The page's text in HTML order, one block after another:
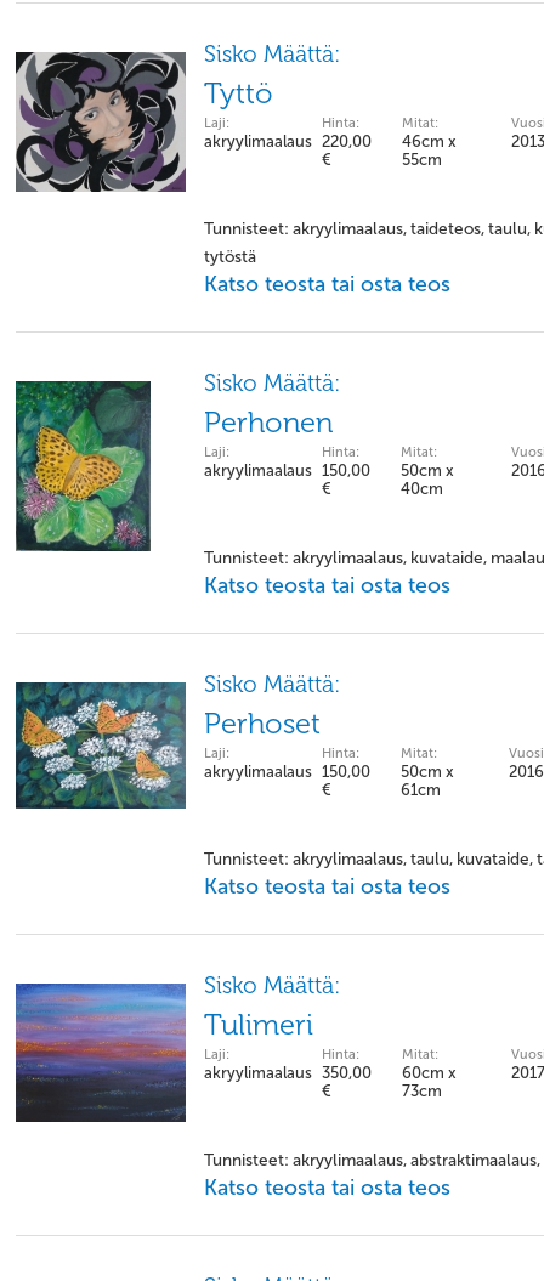
Sisko Määttä:
Tyttö
Laji:
akryylimaalaus
Hinta:
220,00
€
Mitat:
46cm x
55cm
2013
Tunnisteet: akryylimaalaus, taideteos, taulu,
tytöstä
Katso teosta tai osta teos
Sisko Määttä:
Perhonen
Laji:
akryylimaalaus
Hinta:
150,00
€
Mitat:
50cm x
40cm
Tunnisteet: akryylimaalaus, kuvataide,
Katso teosta tai osta teos
Sisko Määttä:
Perhoset
Laji:
akryylimaalaus
Hinta:
150,00
€
Mitat:
50cm x
61cm
2016
Tunnisteet: akryylimaalaus, taulu,
Katso teosta tai osta teos
Sisko Määttä:
Tulimeri
Laji:
akryylimaalaus
Hinta:
350,00
€
Mitat:
60cm x
73cm
2017
Tunnisteet: akryylimaalaus,
Katso teosta tai osta teos